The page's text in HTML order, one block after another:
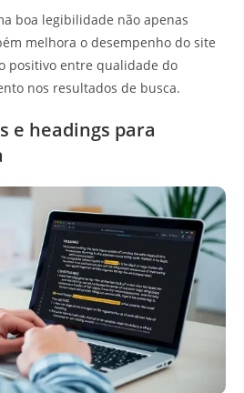
boa legibilidade não apenas
melhora o desempenho do site
positivo entre qualidade do
nos resultados de busca.
e headings para